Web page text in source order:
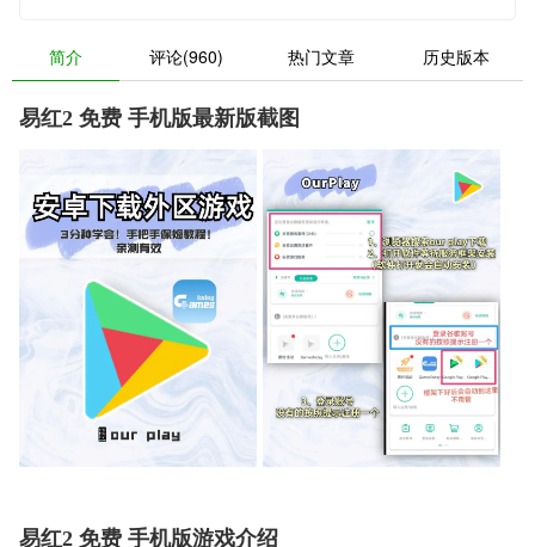
简介 评论(960) 热门文章 历史版本
易红2 免费 手机版最新版截图
易红2 免费 手机版游戏介绍